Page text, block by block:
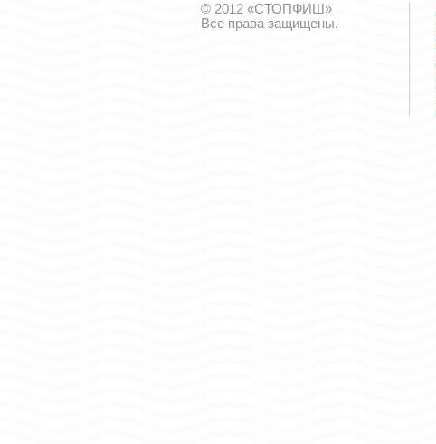
© 2012 «СТОПФИШ»
Все права защищены.